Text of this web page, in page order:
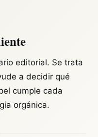
editorial. Se trata
a decidir qué
cumple cada
orgánica.